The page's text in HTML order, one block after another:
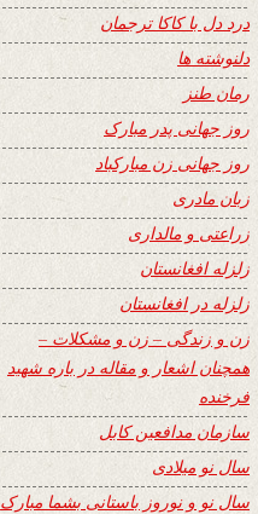
درد دل با کاکا ترجمان
دلنوشته ها
رمان طنز
روز جهانی پدر مبارک
روز جهانی زن مبارکباد
زبان مادری
زراعتی و مالداری
زلزله افغانستان
زلزله در افغانستان
زن و زندگی – زن و مشکلات –
همچنان اشعار و مقاله در باره شهید
فرخنده
سازمان مدافعین کابل
سال نو میلادی
سال نو و نوروز باستانی بشما مبارک